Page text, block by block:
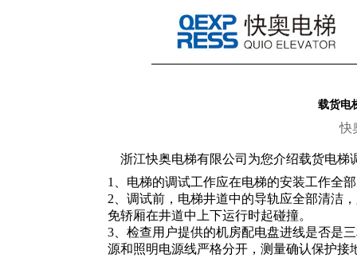
载货电
快
浙江快奥电梯有限公司为您介绍载货电梯
1、电梯的调试工作应在电梯的安装工作全
2、调试前，电梯井道中的导轨应全部清洁
免轿厢在井道中上下运行时起碰撞。
3、检查用户提供的机房配电盘进线是否是
源和照明电源线严格分开，测量确认保护接